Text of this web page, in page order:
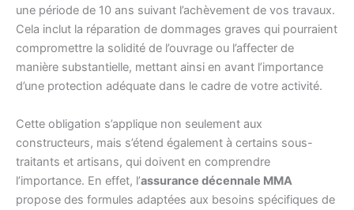
une période de 10 ans suivant l’achèvement de vos travaux.
Cela inclut la réparation de dommages graves qui pourraient
compromettre la solidité de l’ouvrage ou l’affecter de
manière substantielle, mettant ainsi en avant l’importance
d’une protection adéquate dans le cadre de votre activité.
Cette obligation s’applique non seulement aux
constructeurs, mais s’étend également à certains sous-
traitants et artisans, qui doivent en comprendre
l’importance. En effet, l’assurance décennale MMA
propose des formules adaptées aux besoins spécifiques de